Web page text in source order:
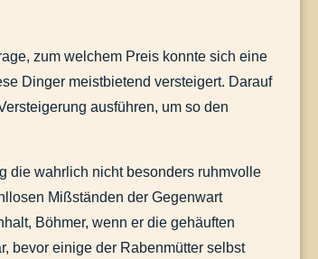
zum welchem Preis konnte sich eine
Dinger meistbietend versteigert. Darauf
ausführen, um so den
die wahrlich nicht besonders ruhmvolle
Mißständen der Gegenwart
Böhmer, wenn er die gehäuften
bevor einige der Rabenmütter selbst